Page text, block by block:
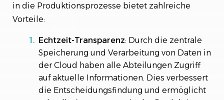
in die Produktionsprozesse bietet zahlreiche
Vorteile:
Echtzeit-Transparenz: Durch die zentrale
Speicherung und Verarbeitung von Daten in
der Cloud haben alle Abteilungen Zugriff
auf aktuelle Informationen. Dies verbessert
die Entscheidungsfindung und ermöglicht